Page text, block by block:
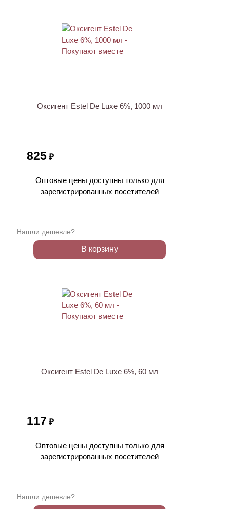
Оксигент Estel De Luxe 6%, 1000 мл
825 ₽
Оптовые цены доступны только для
зарегистрированных посетителей
Нашли дешевле?
В корзину
Оксигент Estel De Luxe 6%, 60 мл
117 ₽
Оптовые цены доступны только для
зарегистрированных посетителей
Нашли дешевле?